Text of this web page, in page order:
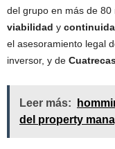
del grupo en más de
viabilidad y
el asesoramiento legal
inversor, y de
Leer más:
del property